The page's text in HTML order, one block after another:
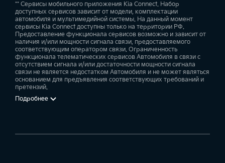
** Сервисы мобильного приложения Kia Connect. Набор
доступных сервисов зависит от модели, комплектации
автомобиля и мультимедийной системы. На данный момент
сервисы Kia Connect доступны только на территории РФ.
Предоставление функционала сервисов возможно и зависит от
наличия и/или мощности сигнала связи, предоставляемого
соответствующим оператором связи. Ограниченность
функционала телематических сервисов Автомобиля в связи с
отсутствием сигнала и/или достаточности мощности сигнала
связи не является недостатком Автомобиля и не может являться
основанием для предъявления соответствующих требований и
претензий.
Подробнее